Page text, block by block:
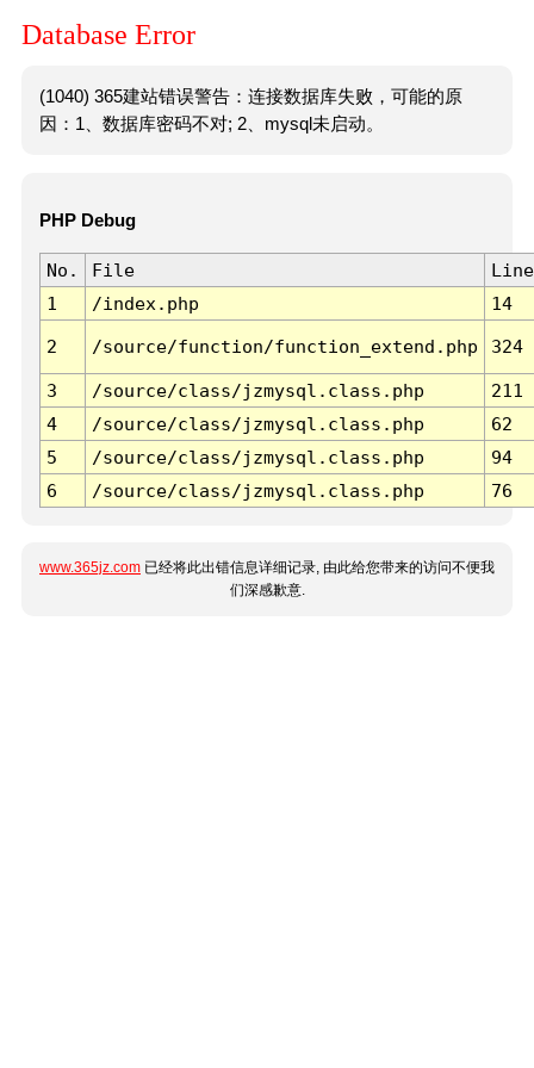
Database Error
(1040) 365建站错误警告：连接数据库失败，可能的原
因：1、数据库密码不对; 2、mysql未启动。
PHP Debug
No. File
Line
1
/index.php 14
2 /source/function/function_extend.php 324
3 /source/class/jzmysql.class.php
211
4
/source/class/jzmysql.class.php
62
5
/source/class/jzmysql.class.php
94
6
/source/class/jzmysql.class.php 76
www.365jz.com 已经将此出错信息详细记录, 由此给您带来的访问不便我
们深感歉意.